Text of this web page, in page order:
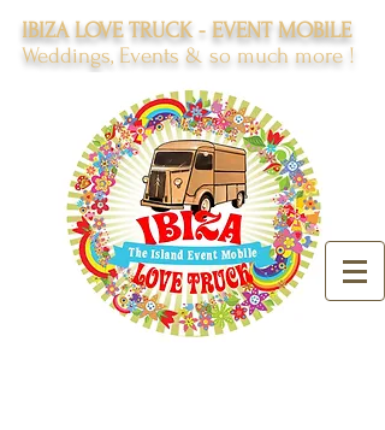
IBIZA LOVE TRUCK - EVENT MOBILE
Weddings, Events & so much more !